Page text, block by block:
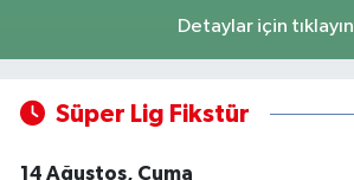
Detaylar için tıklayın
Süper Lig Fikstür
14 Ağustos, Cuma